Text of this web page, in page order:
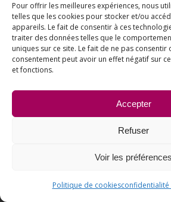
Pour offrir les meilleures expériences, nous
telles que les cookies pour stocker et/ou
appareils. Le fait de consentir à ces
traiter des données telles que le
uniques sur ce site. Le fait de ne pas
consentement peut avoir un effet négatif sur
et fonctions.
Accepter
Refuser
Voir les préférences
Politique de cookiesconfidentialité